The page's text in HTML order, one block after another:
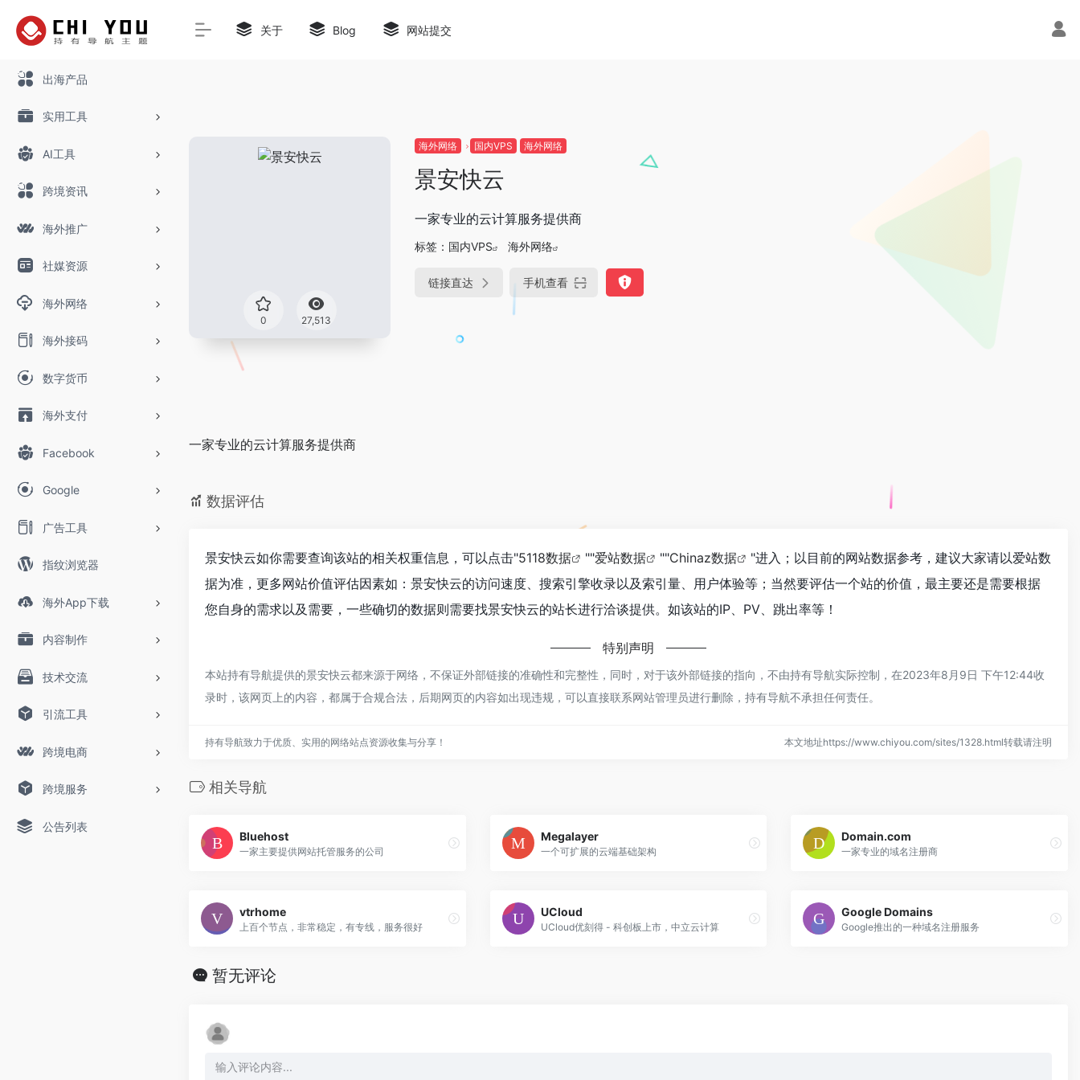
出海产品
实用工具
AI工具
跨境资讯
海外推广
社媒资源
海外网络
海外接码
数字货币
海外支付
Facebook
Google
广告工具
指纹浏览器
海外App下载
内容制作
技术交流
引流工具
跨境电商
跨境服务
公告列表
关于 Blog 网站提交
0 27,513
海外网络 国内VPS 海外网络
景安快云
一家专业的云计算服务提供商
标签： 国内VPS 海外网络
链接直达 手机查看
一家专业的云计算服务提供商
数据评估
景安快云如你需要查询该站的相关权重信息，可以点击"5118数据 ""爱站数据 ""Chinaz数据
"进入；以目前的网站数据参考，建议大家请以爱站数
据为准，更多网站价值评估因素如：景安快云的访问速度、搜索引擎收录以及索引量、用户体验等；当然要评估一个站的价值，最主要还是需要根据
您自身的需求以及需要，一些确切的数据则需要找景安快云的站长进行洽谈提供。如该站的IP、PV、跳出率等！
特别声明
本站持有导航提供的景安快云都来源于网络，不保证外部链接的准确性和完整性，同时，对于该外部链接的指向，不由持有导航实际控制，在2023年8月9日 下午12:44收
录时，该网页上的内容，都属于合规合法，后期网页的内容如出现违规，可以直接联系网站管理员进行删除，持有导航不承担任何责任。
持有导航致力于优质、实用的网络站点资源收集与分享！ 本文地址https://www.chiyou.com/sites/1328.html转载请注明
相关导航
Bluehost
一家主要提供网站托管服务的公司
Megalayer
一个可扩展的云端基础架构
Domain.com
一家专业的域名注册商
vtrhome
上百个节点，非常稳定，有专线，服务很好
UCloud
UCloud优刻得 - 科创板上市，中立云计算
Google Domains
Google推出的一种域名注册服务
暂无评论